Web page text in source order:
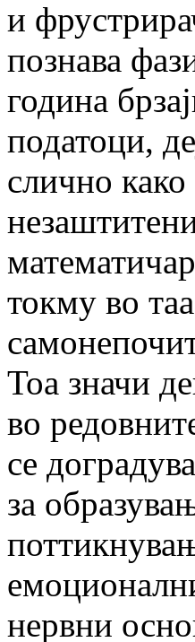
и
познава
година
податоци,
слично
токму во
Тоа значи
во
се
за
нервни